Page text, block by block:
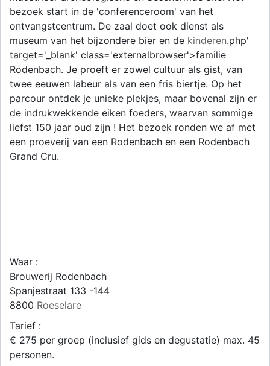
bezoek start in de 'conferenceroom' van het
ontvangstcentrum. De zaal doet ook dienst als
museum van het bijzondere bier en de kinderen.php'
target='_blank' class='externalbrowser'>familie
Rodenbach. Je proeft er zowel cultuur als gist, van
twee eeuwen labeur als van een fris biertje. Op het
parcour ontdek je unieke plekjes, maar bovenal zijn er
de indrukwekkende eiken foeders, waarvan sommige
liefst 150 jaar oud zijn ! Het bezoek ronden we af met
een proeverij van een Rodenbach en een Rodenbach
Grand Cru.
Waar :
Brouwerij Rodenbach
Spanjestraat 133 -144
8800 Roeselare
Tarief :
€ 275 per groep (inclusief gids en degustatie) max. 45
personen.